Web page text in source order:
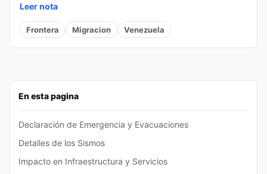
En esta pagina
Declaración de Emergencia y Evacuaciones
Detalles de los Sismos
Impacto en Infraestructura y Servicios
Leer nota
Frontera Migracion Venezuela